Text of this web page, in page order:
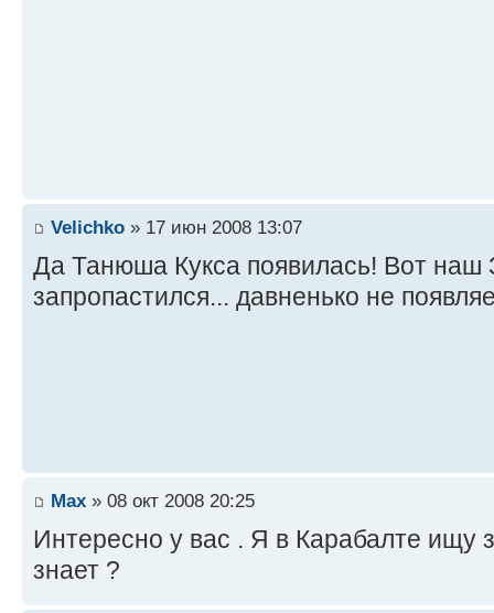
Velichko » 17 июн 2008 13:07
Да Танюша Кукса появилась! Вот наш
запропастился... давненько не
Max » 08 окт 2008 20:25
Интересно у вас . Я в Карабалте ищу
знает ?